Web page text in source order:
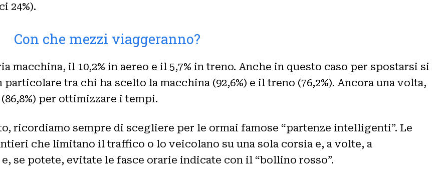
24%).
Con che mezzi viaggeranno?
macchina, il 10,2% in aereo e il 5,7% in treno. Anche in questo caso per spostarsi si
tra chi ha scelto la macchina (92,6%) e il treno (76,2%). Ancora una volta,
per ottimizzare i tempi.
ricordiamo sempre di scegliere per le ormai famose “partenze intelligenti”. Le
che limitano il traffico o lo veicolano su una sola corsia e, a volte, a
se potete, evitate le fasce orarie indicate con il “bollino rosso”.